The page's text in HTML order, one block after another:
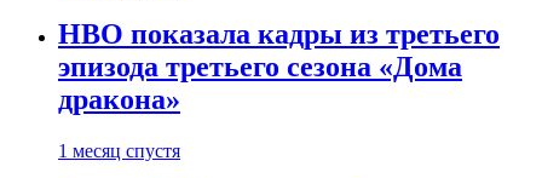
HBO показала кадры из третьего
эпизода третьего сезона «Дома
дракона»
1 месяц спустя